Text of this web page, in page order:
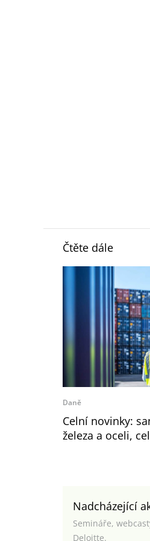
Čtěte dále
Daně
Celní novinky:
železa a oceli,
Nadcházející
Semináře,
Deloitte.